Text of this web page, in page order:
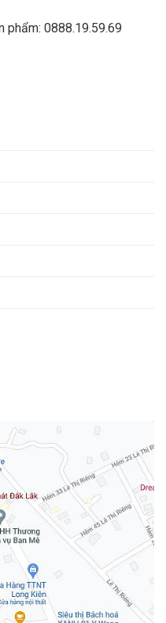
phẩm: 0888.19.59.69